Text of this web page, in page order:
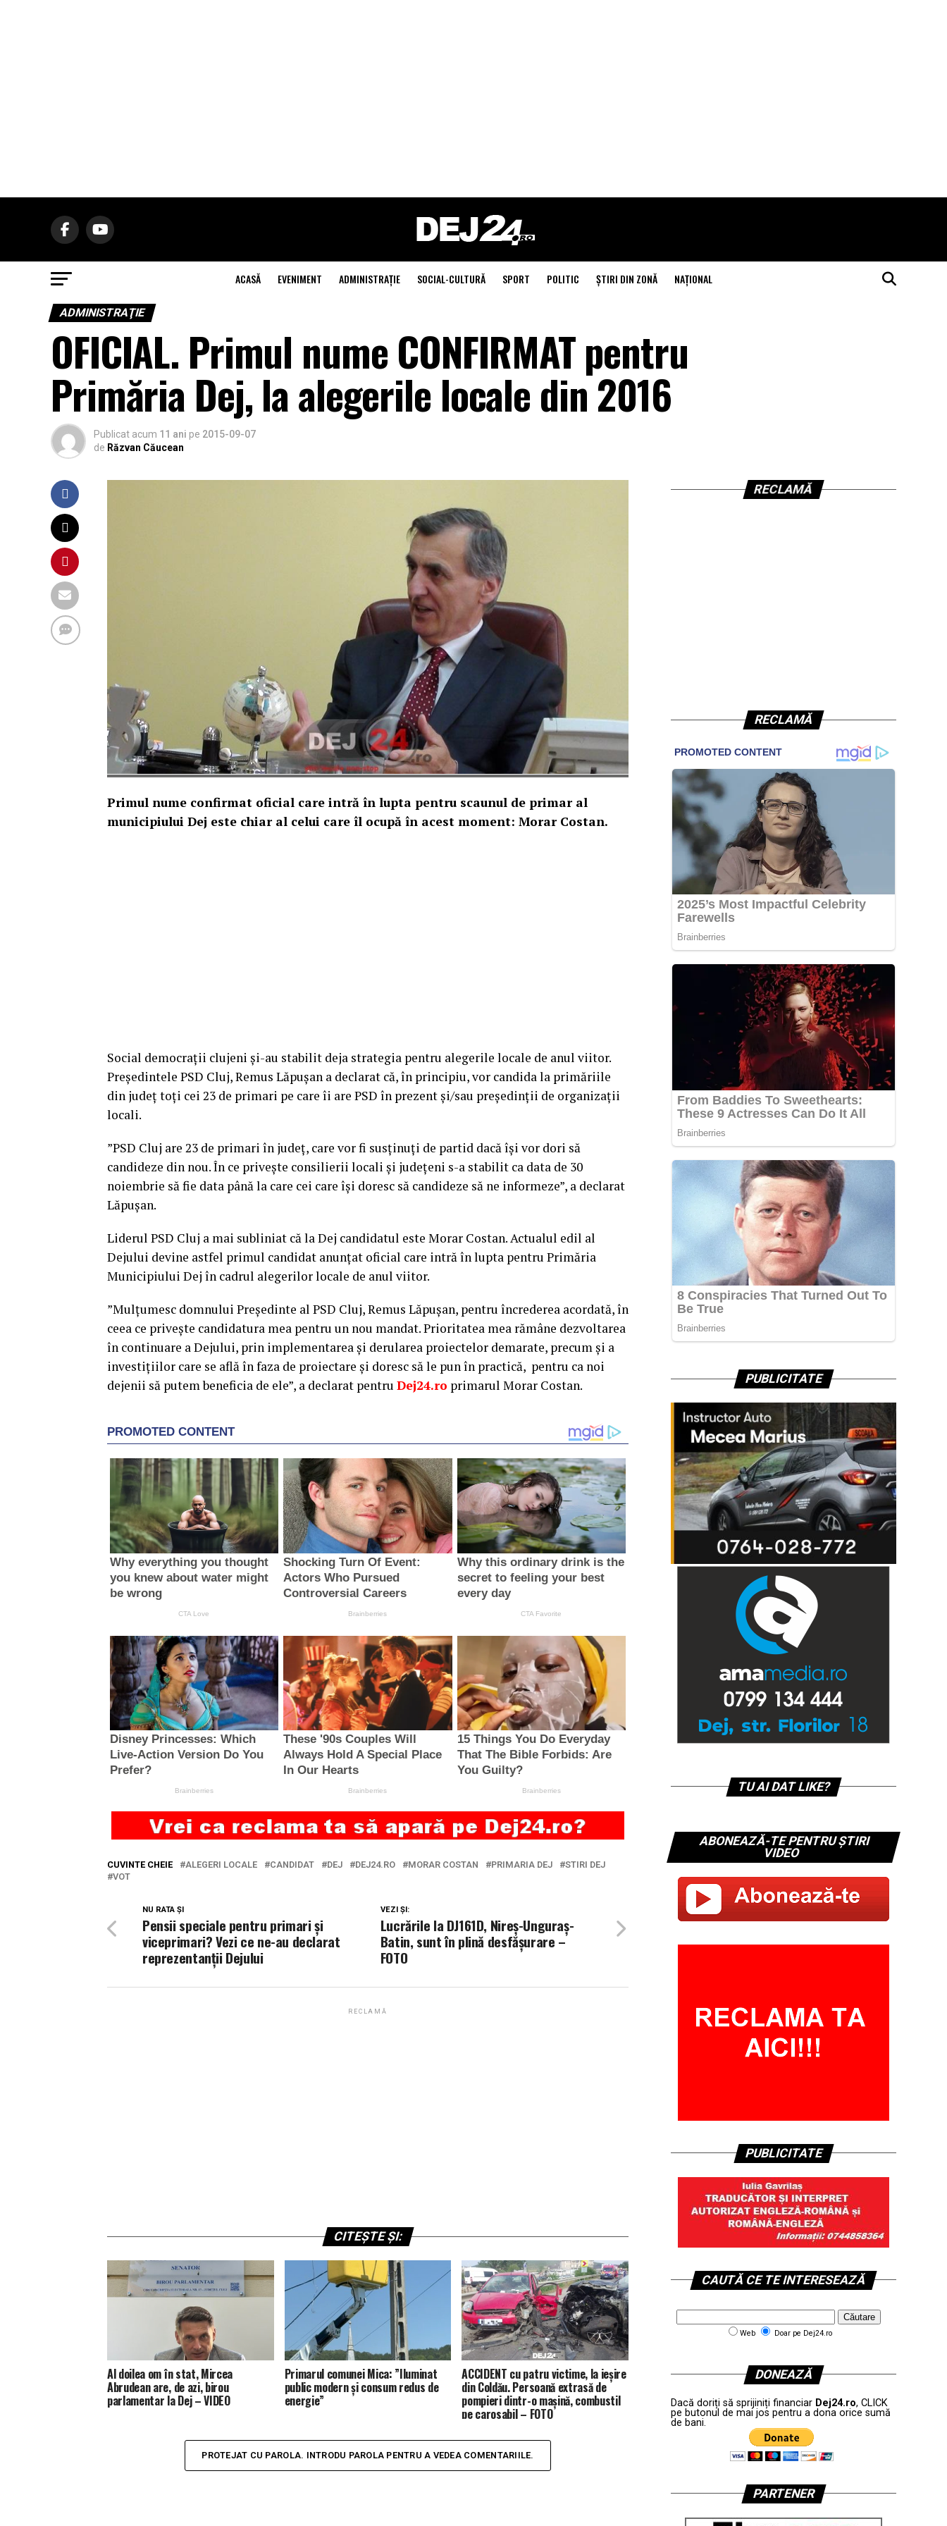
ACASĂ EVENIMENT ADMINISTRAŢIE SOCIAL-CULTURĂ SPORT POLITIC ŞTIRI DIN ZONĂ NAŢIONAL
ADMINISTRAŢIE
OFICIAL. Primul nume CONFIRMAT pentru
Primăria Dej, la alegerile locale din 2016
Publicat acum 11 ani pe 2015-09-07
de Răzvan Căucean
Primul nume confirmat oficial care intră în lupta pentru scaunul de primar al
municipiului Dej este chiar al celui care îl ocupă în acest moment: Morar Costan.
Social democrații clujeni și-au stabilit deja strategia pentru alegerile locale de anul viitor.
Președintele PSD Cluj, Remus Lăpușan a declarat că, în principiu, vor candida la primăriile
din județ toți cei 23 de primari pe care îi are PSD în prezent și/sau președinții de organizații
locali.
”PSD Cluj are 23 de primari în județ, care vor fi susținuți de partid dacă își vor dori să
candideze din nou. În ce privește consilierii locali și județeni s-a stabilit ca data de 30
noiembrie să fie data până la care cei care își doresc să candideze să ne informeze”, a declarat
Lăpușan.
Liderul PSD Cluj a mai subliniat că la Dej candidatul este Morar Costan. Actualul edil al
Dejului devine astfel primul candidat anunțat oficial care intră în lupta pentru Primăria
Municipiului Dej în cadrul alegerilor locale de anul viitor.
”Mulțumesc domnului Președinte al PSD Cluj, Remus Lăpușan, pentru încrederea acordată, în
ceea ce privește candidatura mea pentru un nou mandat. Prioritatea mea rămâne dezvoltarea
în continuare a Dejului, prin implementarea și derularea proiectelor demarate, precum și a
investițiilor care se află în faza de proiectare și doresc să le pun în practică, pentru ca noi
dejenii să putem beneficia de ele”, a declarat pentru Dej24.ro primarul Morar Costan.
CUVINTE CHEIE ALEGERI LOCALE CANDIDAT DEJ DEJ24.RO MORAR COSTAN PRIMARIA DEJ
STIRI DEJ
VOT
VEZI ȘI:
Lucrările la DJ161D, Nireș-Unguraș-
Batin, sunt în plină desfășurare –
FOTO
NU RATA ȘI
Pensii speciale pentru primari și
viceprimari? Vezi ce ne-au declarat
reprezentanții Dejului
RECLAMĂ
CITEȘTE ȘI:
Al doilea om în stat, Mircea
Abrudean are, de azi, birou
parlamentar la Dej – VIDEO
Primarul comunei Mica: ”Iluminat
public modern și consum redus de
energie”
ACCIDENT cu patru victime, la ieșire
din Coldău. Persoană extrasă de
pompieri dintr-o mașină, combustil
pe carosabil – FOTO
PROTEJAT CU PAROLA. INTRODU PAROLA PENTRU A VEDEA COMENTARIILE.
RECLAMĂ
RECLAMĂ
PUBLICITATE
TU AI DAT LIKE?
ABONEAZĂ-TE PENTRU ȘTIRI
VIDEO
PUBLICITATE
CAUTĂ CE TE INTERESEAZĂ
Web Doar pe Dej24.ro
DONEAZĂ
Dacă doriți să sprijiniți financiar Dej24.ro, CLICK
pe butonul de mai jos pentru a dona orice sumă
de bani.
PARTENER